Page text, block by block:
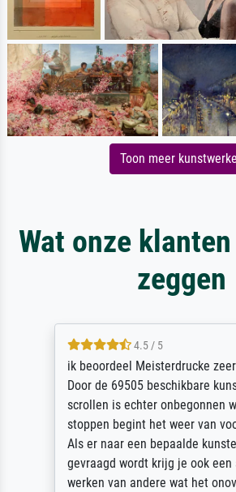
Toon meer
Wat onze
zeggen
4.5 / 5
ik beoordeel Meisterdrucke
Door de 69505 beschikbare
scrollen is echter onbegonnen
stoppen begint het weer van
Als er naar een bepaalde
gevraagd wordt krijg je ook een
werken van andere wat het